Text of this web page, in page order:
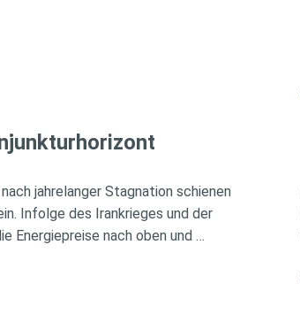
jahrelanger Stagnation schienen
Infolge des Irankrieges und der
Energiepreise nach oben und …